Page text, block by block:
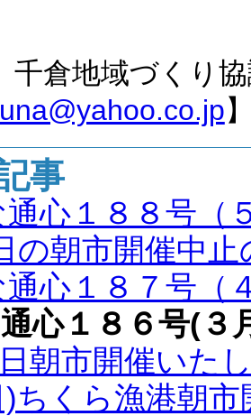
千倉地域づくり
事
通心１８８号（
の朝市開催中
通心１８７号（
心１８６号(３
朝市開催いた
ちくら漁港朝